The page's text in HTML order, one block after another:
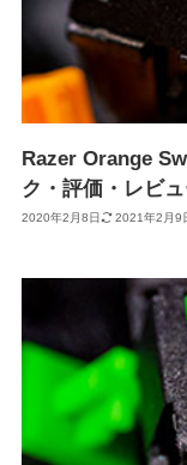
Razer Orange
ク・評価・レビ
2020年2月8日 2021年2月9